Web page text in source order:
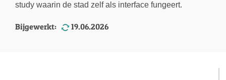
study waarin de stad zelf als interface fungeert.
Bijgewerkt: 19.06.2026